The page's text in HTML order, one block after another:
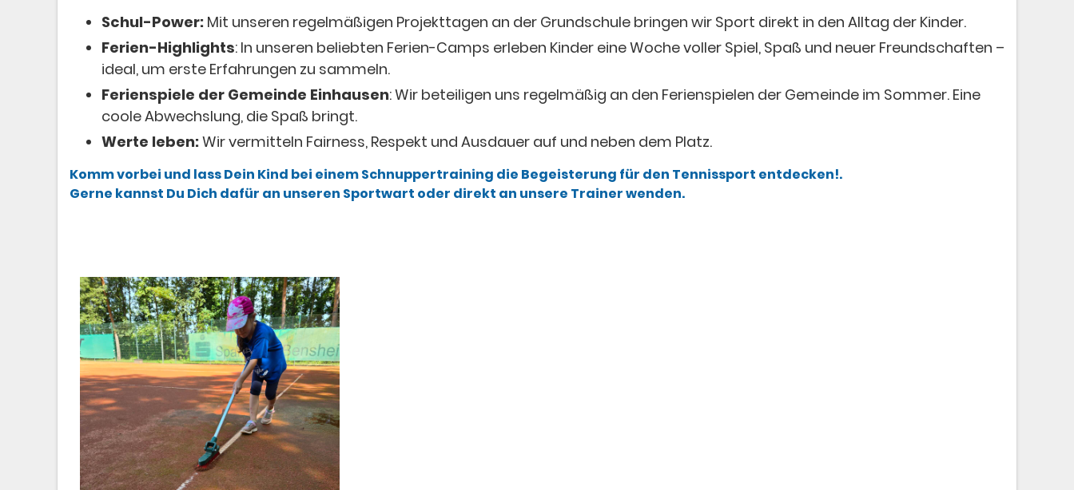
Schul-Power: Mit unseren regelmäßigen Projekttagen an der Grundschule bringen wir Sport direkt in den Alltag der Kinder.
Ferien-Highlights: In unseren beliebten Ferien-Camps erleben Kinder eine Woche voller Spiel, Spaß und neuer Freundschaften –
ideal, um erste Erfahrungen zu sammeln.
Ferienspiele der Gemeinde Einhausen: Wir beteiligen uns regelmäßig an den Ferienspielen der Gemeinde im Sommer. Eine
coole Abwechslung, die Spaß bringt.
Werte leben:Wir vermitteln Fairness, Respekt und Ausdauer auf und neben dem Platz.
Komm vorbei und lass Dein Kind bei einem Schnuppertraining die Begeisterung für den Tennissport entdecken!.
Gerne kannst Du Dich dafür an unseren Sportwart oder direkt an unsere Trainer wenden.